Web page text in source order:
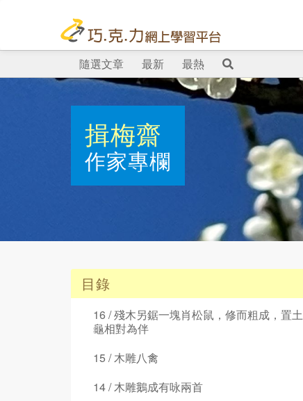
隨選文章 最新 最熱
揖梅齋
作家專欄
目錄
16 / 殘木另鋸一塊肖松鼠，修而粗成，置土
龜相對為伴
15 / 木雕八禽
14 / 木雕鵝成有咏兩首